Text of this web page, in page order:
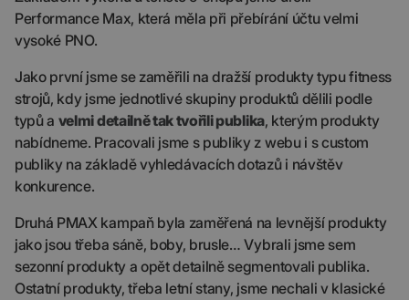
Performance Max, která měla při přebírání účtu velmi
vysoké PNO.
Jako první jsme se zaměřili na dražší produkty typu fitness
strojů, kdy jsme jednotlivé skupiny produktů dělili podle
typů a velmi detailně tak tvořili publika, kterým produkty
nabídneme. Pracovali jsme s publiky z webu i s custom
publiky na základě vyhledávacích dotazů i návštěv
konkurence.
Druhá PMAX kampaň byla zaměřená na levnější produkty
jako jsou třeba sáně, boby, brusle… Vybrali jsme sem
sezonní produkty a opět detailně segmentovali publika.
Ostatní produkty, třeba letní stany, jsme nechali v klasické